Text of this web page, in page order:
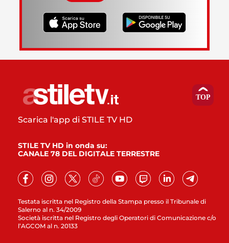
Testata iscritta nel Registro della Stampa presso il Tribunale di
Salerno al n. 34/2009
Società iscritta nel Registro degli Operatori di Comunicazione c/o
l’AGCOM al n. 20133
Scarica l'app di STILE TV HD
STILE TV HD in onda su:
CANALE 78 DEL DIGITALE TERRESTRE